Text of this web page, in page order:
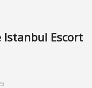
Istanbul Escort